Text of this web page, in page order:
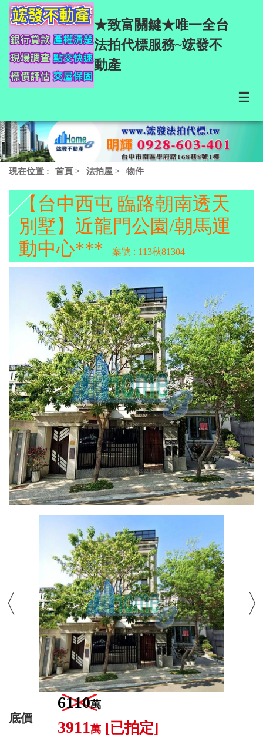
★致富關鍵★唯一全台
法拍代標服務~竤發不
動產
☰
現在位置 : 首頁 > 法拍屋 > 物件
【台中西屯 臨路朝南透天
別墅】近龍門公園/朝馬運
動中心*** | 案號 : 113秋81304
底價
6110萬
3911萬 [已拍定]